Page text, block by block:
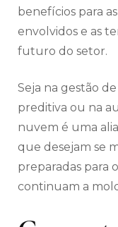
benefícios para
envolvidos e as
futuro do setor.
Seja na gestão
preditiva ou na
nuvem é uma
que desejam se
preparadas para
continuam a